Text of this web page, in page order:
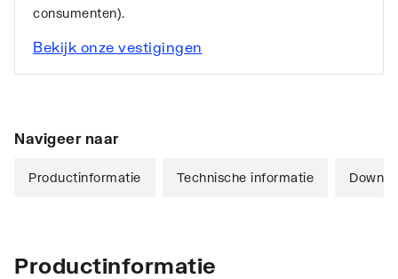
consumenten).
Bekijk onze vestigingen
Navigeer naar
Productinformatie Technische informatie
Productinformatie